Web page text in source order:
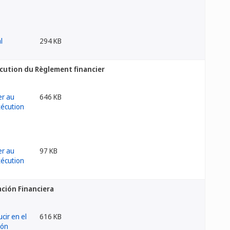
294 KB
du Règlement financier
646 KB
97 KB
Financiera
616 KB